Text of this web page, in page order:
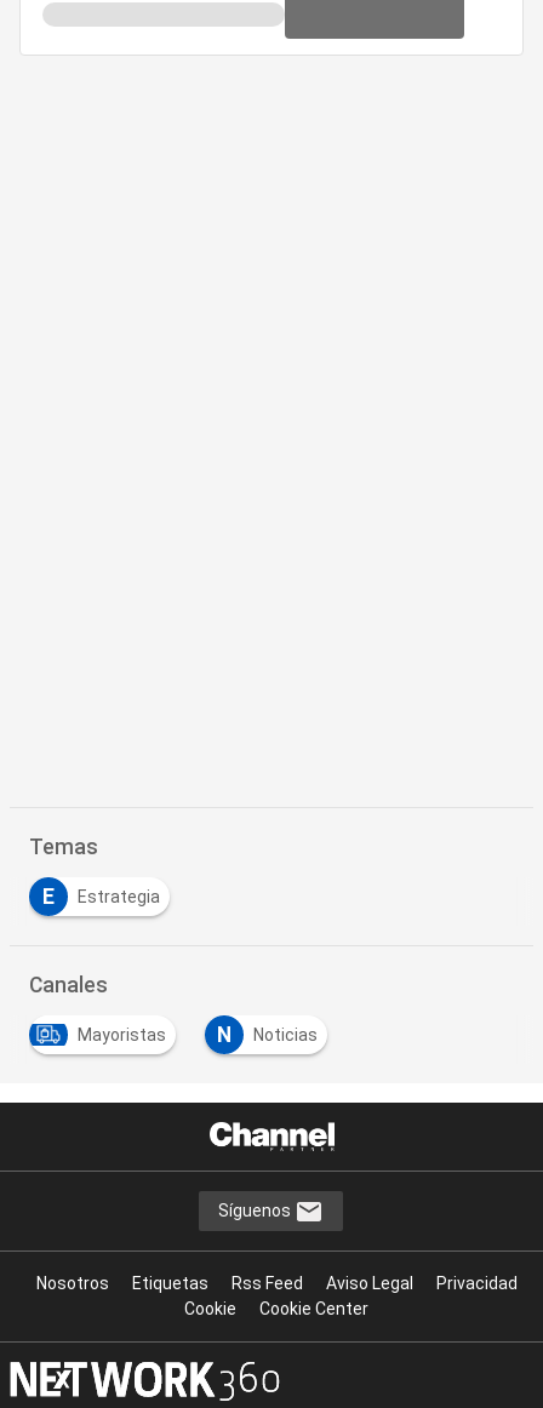
Temas
E Estrategia
Canales
Mayoristas N Noticias
Síguenos
Nosotros Etiquetas Rss Feed Aviso Legal
Privacidad
Cookie
Cookie Center